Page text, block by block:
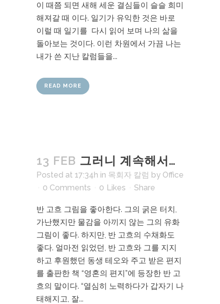
이 때쯤 되면 새해 세운 결심들이 슬슬 희미
해져갈 때 이다. 일기가 유익한 것은 바로
이럴 때 일기를 다시 읽어 보며 나의 삶을
돌아보는 것이다. 이런 차원에서 가끔 나는
내가 쓴 지난 칼럼들을...
READ MORE
13 FEB 그러니 계속해서…
Posted at 17:34h in 목회자 칼럼 by Office
0 Comments
0 Likes Share
반 고흐 그림을 좋아한다. 그의 굵은 터치,
가난했지만 물감을 아끼지 않는 그의 유화
그림이 좋다. 하지만, 반 고흐의 수채화도
좋다. 얼마전 읽었던, 반 고흐와 그를 지지
하고 후원했던 동생 테오와 주고 받은 편지
를 출판한 책 “영혼의 편지”에 등장한 반 고
흐의 말이다. “열심히 노력하다가 갑자기 나
태해지고, 잘...